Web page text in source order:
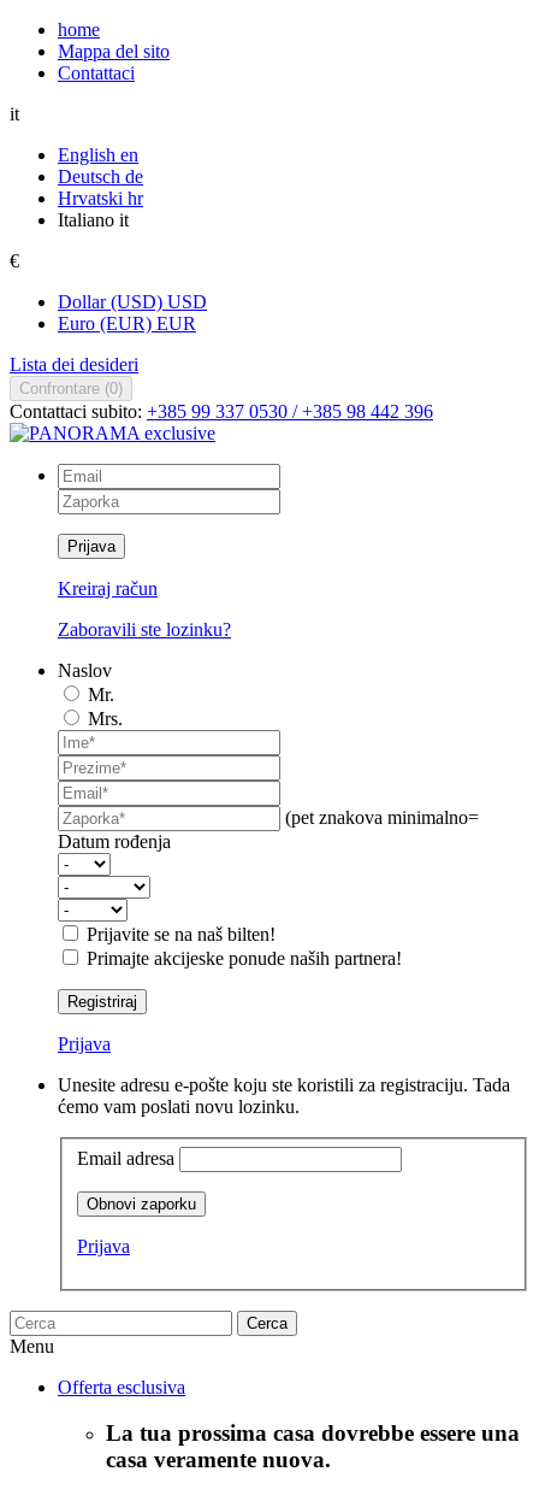
home
Mappa del sito
Contattaci
it
English en
Deutsch de
Hrvatski hr
Italiano it
€
Dollar (USD) USD
Euro (EUR) EUR
Lista dei desideri
Confrontare (0)
Contattaci subito: +385 99 337 0530 / +385 98 442 396
Prijava
Kreiraj račun
Zaboravili ste lozinku?
Naslov
Mr.
Mrs.
(pet znakova minimalno=
Datum rođenja
Prijavite se na naš bilten!
Primajte akcijeske ponude naših partnera!
Registriraj
Prijava
Unesite adresu e-pošte koju ste koristili za registraciju. Tada
ćemo vam poslati novu lozinku.
Email adresa
Obnovi zaporku
Prijava
Cerca
Menu
Offerta esclusiva
La tua prossima casa dovrebbe essere una
casa veramente nuova.